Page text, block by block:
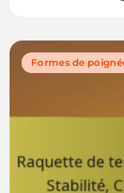
Formes de